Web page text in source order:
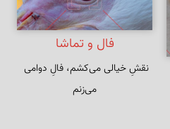
فال و تماشا
نقشِ خیالی می‌کشم، فالِ دوامی
می‌زنم